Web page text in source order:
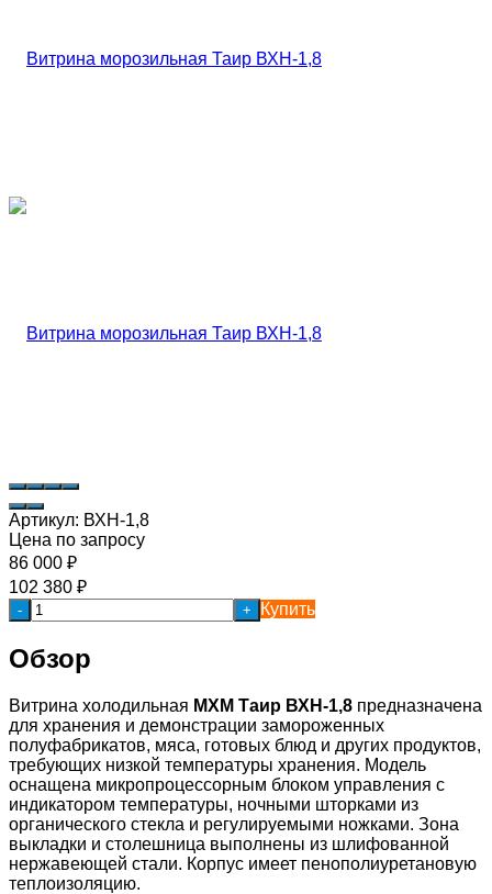
Артикул: ВХН-1,8
Цена по запросу
86 000 ₽
102 380 ₽
- + Купить
Обзор
Витрина холодильная МХМ Таир ВХН-1,8 предназначена
для хранения и демонстрации замороженных
полуфабрикатов, мяса, готовых блюд и других продуктов,
требующих низкой температуры хранения. Модель
оснащена микропроцессорным блоком управления с
индикатором температуры, ночными шторками из
органического стекла и регулируемыми ножками. Зона
выкладки и столешница выполнены из шлифованной
нержавеющей стали. Корпус имеет пенополиуретановую
теплоизоляцию.